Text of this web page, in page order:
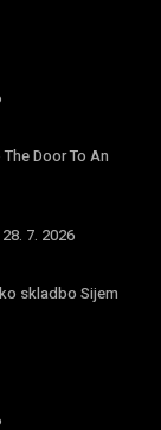
Door To An
7. 2026
skladbo Sijem